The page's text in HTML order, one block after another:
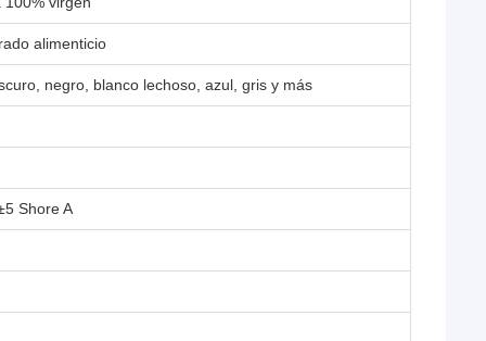
alimenticio
negro, blanco lechoso, azul, gris y más
Shore A